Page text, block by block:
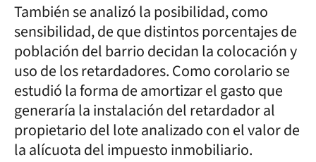
También se analizó la posibilidad, como
sensibilidad, de que distintos porcentajes de
población del barrio decidan la colocación y
uso de los retardadores. Como corolario se
estudió la forma de amortizar el gasto que
generaría la instalación del retardador al
propietario del lote analizado con el valor de
la alícuota del impuesto inmobiliario.